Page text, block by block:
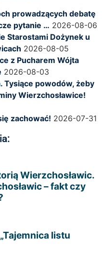
prowadzących debatę
pytanie … 2026-08-06
Starostami Dożynek u
2026-08-05
z Pucharem Wójta
2026-08-03
Tysiące powodów, żeby
Wierzchosławice!
zachować! 2026-07-31
Wierzchosławic.
– fakt czy
listu